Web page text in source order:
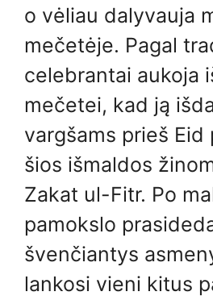
o vėliau dalyvauja
mečetėje. Pagal
celebrantai aukoja
mečetei, kad ją
vargšams prieš Eid
šios išmaldos
Zakat ul-Fitr. Po
pamokslo
švenčiantys
lankosi vieni kitus